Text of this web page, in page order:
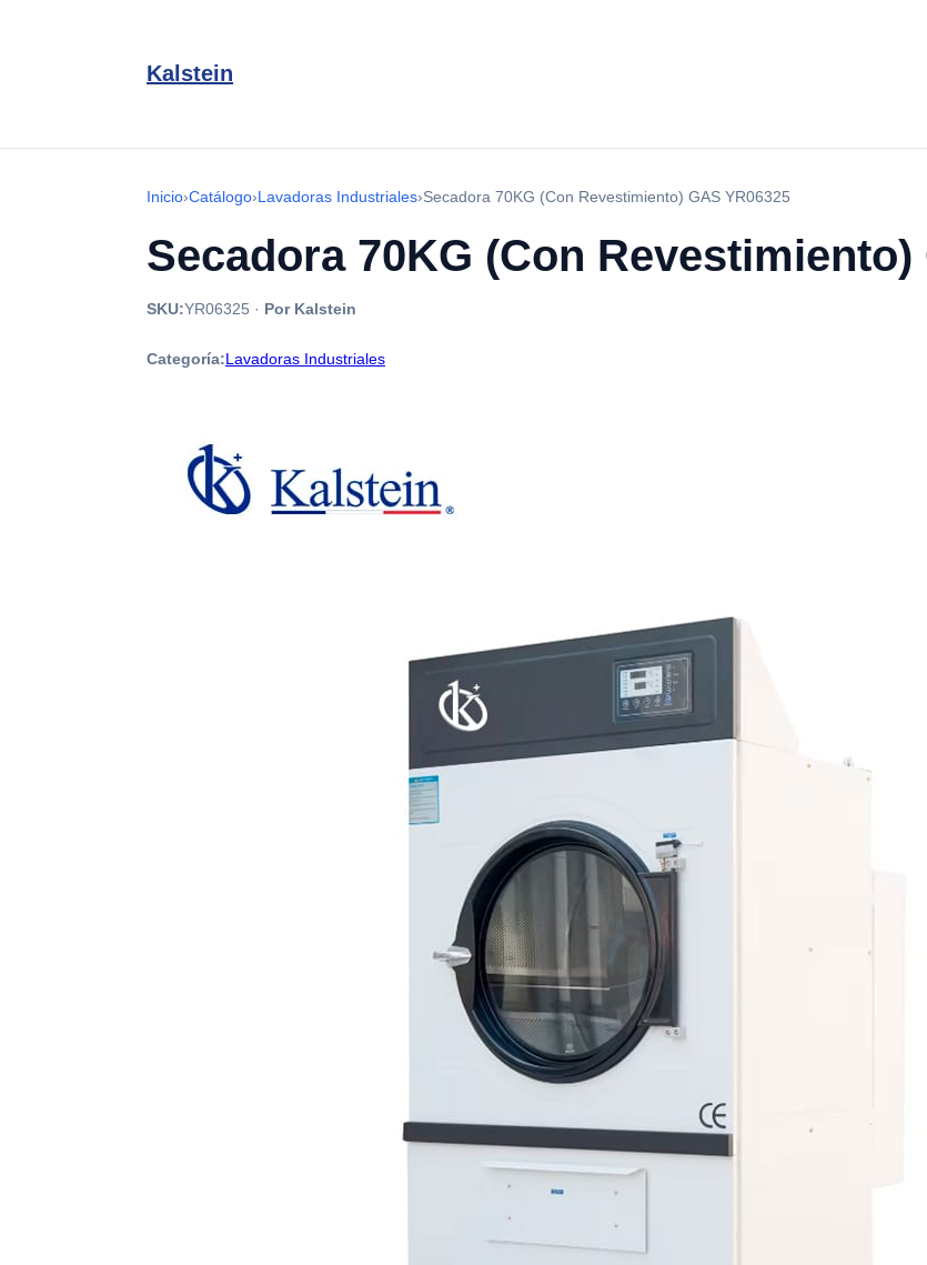
Kalstein
Inicio›Catálogo›Lavadoras Industriales›Secadora 70KG (Con Revestimiento) GAS YR06325
Secadora 70KG (Con Revestimiento)
SKU:YR06325 · Por Kalstein
Categoría:Lavadoras Industriales